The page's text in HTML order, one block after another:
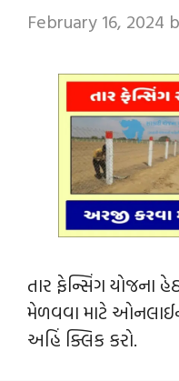
February 16, 2024
તાર ફેન્સિંગ યોજના
મેળવવા માટે
અહિં ક્લિક કરો.